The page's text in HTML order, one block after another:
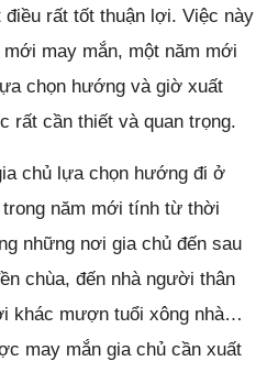
rất tốt thuận lợi. Việc này
may mắn, một năm mới
chọn hướng và giờ xuất
rất cần thiết và quan trọng.
chủ lựa chọn hướng đi ở
năm mới tính từ thời
những nơi gia chủ đến sau
chùa, đến nhà người thân
khác mượn tuổi xông nhà…
may mắn gia chủ cần xuất